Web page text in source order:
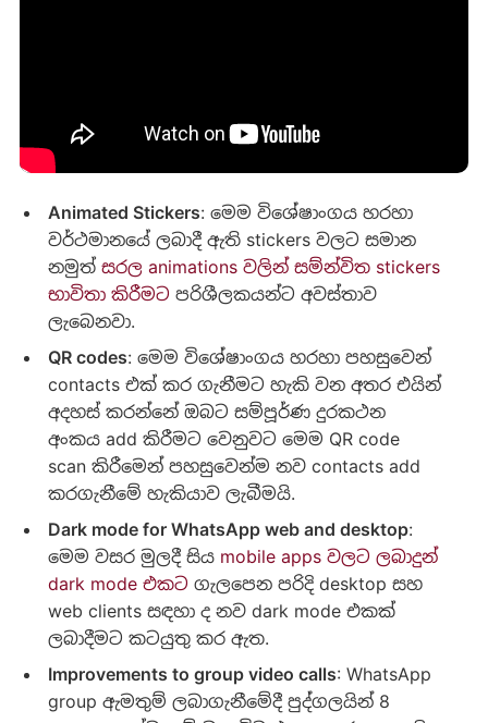
Animated Stickers: මෙම විශේෂාංගය හරහා
වර්ථමානයේ ලබාදී ඇති stickers වලට සමාන
නමුත් සරල animations වලින් සම්න්විත stickers
භාවිතා කිරීමට පරිශීලකයන්ට අවස්තාව
ලැබෙනවා.
QR codes: මෙම විශේෂාංගය හරහා පහසුවෙන්
contacts එක් කර ගැනීමට හැකි වන අතර එයින්
අදහස් කරන්නේ ඔබට සම්පූර්ණ දුරකථන
අංකය add කිරීමට වෙනුවට මෙම QR code
scan කිරීමෙන් පහසුවෙන්ම නව contacts add
කරගැනීමේ හැකියාව ලැබීමයි.
Dark mode for WhatsApp web and desktop:
මෙම වසර මුලදී සියmobile apps වලට ලබාදුන්
dark mode එකට ගැලපෙන පරිදි desktop සහ
web clients සඳහා ද නව dark mode එකක්
ලබාදීමට කටයුතු කර ඇත.
Improvements to group video calls: WhatsApp
group ඇමතුම් ලබාගැනීමේදී පුද්ගලයින් 8